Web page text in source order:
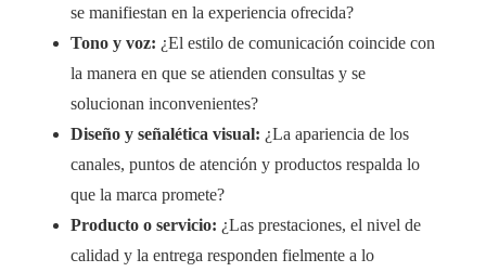
se manifiestan en la experiencia ofrecida?
Tono y voz: ¿El estilo de comunicación coincide con
la manera en que se atienden consultas y se
solucionan inconvenientes?
Diseño y señalética visual: ¿La apariencia de los
canales, puntos de atención y productos respalda lo
que la marca promete?
Producto o servicio: ¿Las prestaciones, el nivel de
calidad y la entrega responden fielmente a lo